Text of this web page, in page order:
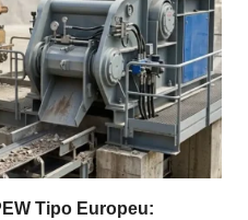
Tipo Europeu: